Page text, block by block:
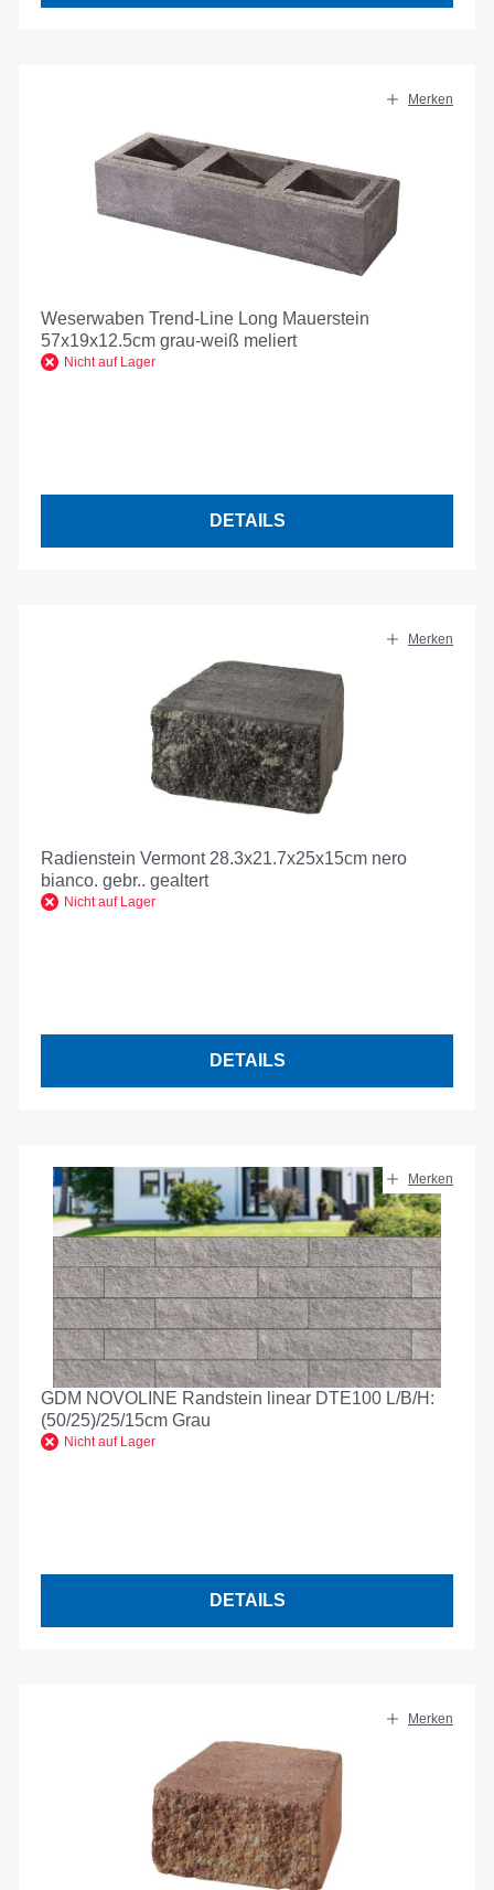
Merken
Weserwaben Trend-Line Long Mauerstein
57x19x12.5cm grau-weiß meliert
Nicht auf Lager
DETAILS
Merken
Radienstein Vermont 28.3x21.7x25x15cm nero
bianco. gebr.. gealtert
Nicht auf Lager
DETAILS
Merken
GDM NOVOLINE Randstein linear DTE100 L/B/H:
(50/25)/25/15cm Grau
Nicht auf Lager
DETAILS
Merken